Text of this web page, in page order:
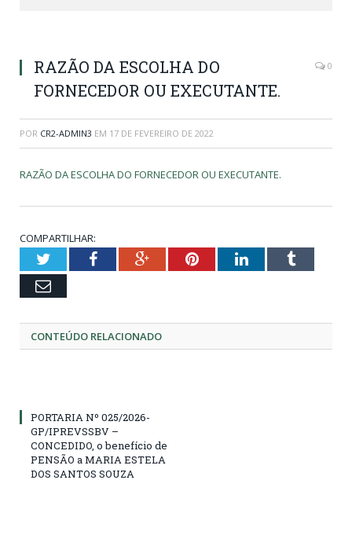
RAZÃO DA ESCOLHA DO
FORNECEDOR OU EXECUTANTE.
0
POR CR2-ADMIN3 EM 17 DE FEVEREIRO DE 2022
RAZÃO DA ESCOLHA DO FORNECEDOR OU EXECUTANTE.
COMPARTILHAR:
TwitterFacebookGoogle+PinterestLinkedInTumblr
Email
CONTEÚDO RELACIONADO
PORTARIA Nº 025/2026-
GP/IPREVSSBV –
CONCEDIDO, o benefício de
PENSÃO a MARIA ESTELA
DOS SANTOS SOUZA